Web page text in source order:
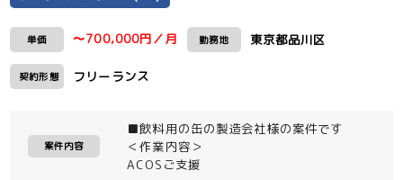
単価 〜700,000円／月 勤務地 東京都品川区
契約形態 フリーランス
案件内容
■飲料用の缶の製造会社様の案件です
＜作業内容＞
ACOSご支援